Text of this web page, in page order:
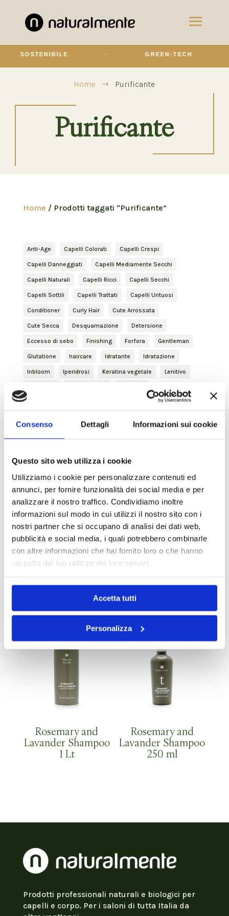
Consenso Dettagli Informazioni sui cookie
Questo sito web utilizza i cookie
Utilizziamo i cookie per personalizzare contenuti ed
annunci, per fornire funzionalità dei social media e per
analizzare il nostro traffico. Condividiamo inoltre
informazioni sul modo in cui utilizzi il nostro sito con i
nostri partner che si occupano di analisi dei dati web,
pubblicità e social media, i quali potrebbero combinarle
con altre informazioni che hai fornito loro o che hanno
raccolto dal tuo utilizzo dei loro servizi.
Accetta tutti
Personalizza
SOSTENIBILE GREEN-TECH
Home $ Purificante
Purificante
Home / Prodotti taggati “Purificante”
Anti-Age Capelli Colorati Capelli Crespi
Capelli Danneggiati Capelli Mediamente Secchi
Capelli Naturali Capelli Ricci Capelli Secchi
Capelli Sottili Capelli Trattati Capelli Untuosi
Conditioner Curly Hair Cute Arrossata
Cute Secca Desquamazione Detersione
Eccesso di sebo Finishing Forfora Gentleman
Glutatione haircare Idratante Idratazione
Inbloom Iperidrosi Keratina vegetale Lenitivo
Percorso Nutriente Profondo
Detox 250 ml Detox Shampoo 1 lt
Rosemary and
Lavander Shampoo
1 Lt
Rosemary and
Lavander Shampoo
250 ml
Prodotti professionali naturali e biologici per
capelli e corpo. Per i saloni di tutta Italia da